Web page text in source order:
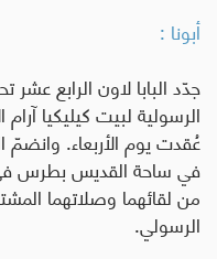
أبونا :
جدّد البابا لاون الرابع عشر
الرسولية لبيت كيليكيا آرام
عُقدت يوم الأربعاء. وانضمّ
في ساحة القديس بطرس
الرسولي.